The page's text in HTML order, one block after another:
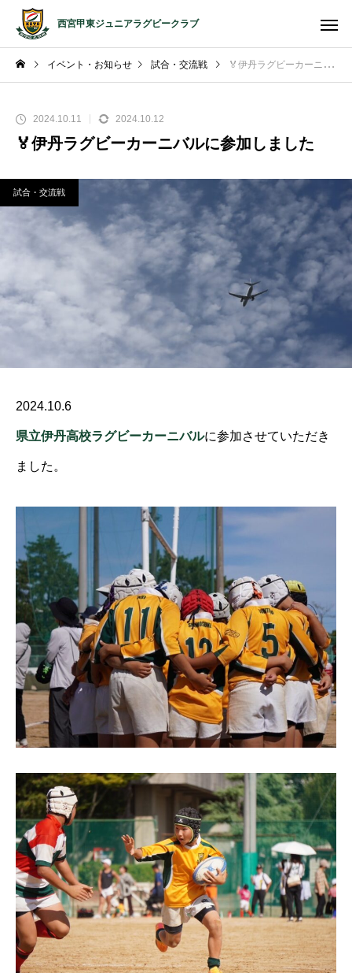
西宮甲東ジュニアラグビークラブ
イベント・お知らせ 試合・交流戦 🏅伊丹ラグビーカーニバルに参加しました
2024.10.11 2024.10.12
🏅伊丹ラグビーカーニバルに参加しました
試合・交流戦
2024.10.6
県立伊丹高校ラグビーカーニバルに参加させていただき
ました。